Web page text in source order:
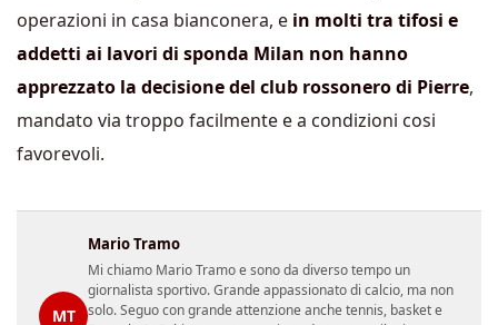
operazioni in casa bianconera, e in molti tra tifosi e
addetti ai lavori di sponda Milan non hanno
apprezzato la decisione del club rossonero di Pierre,
mandato via troppo facilmente e a condizioni cosi
favorevoli.
MT
Mario Tramo
Mi chiamo Mario Tramo e sono da diverso tempo un
giornalista sportivo. Grande appassionato di calcio, ma non
solo. Seguo con grande attenzione anche tennis, basket e